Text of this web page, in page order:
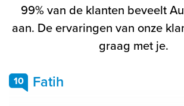
99% van de klanten beveelt
aan. De ervaringen van onze
graag met je.
10 Fatih